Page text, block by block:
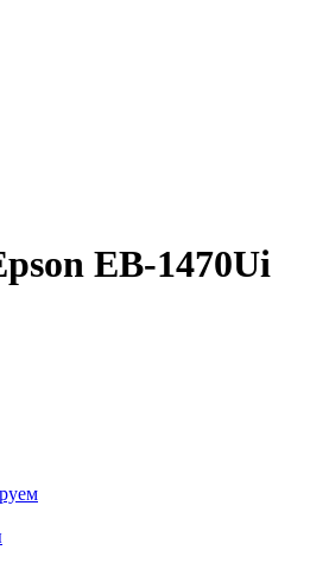
EB-1470Ui